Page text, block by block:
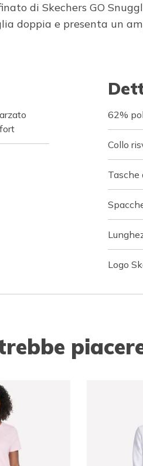
di Skechers GO
doppia e presenta un
62%
Collo
Tasche
Logo